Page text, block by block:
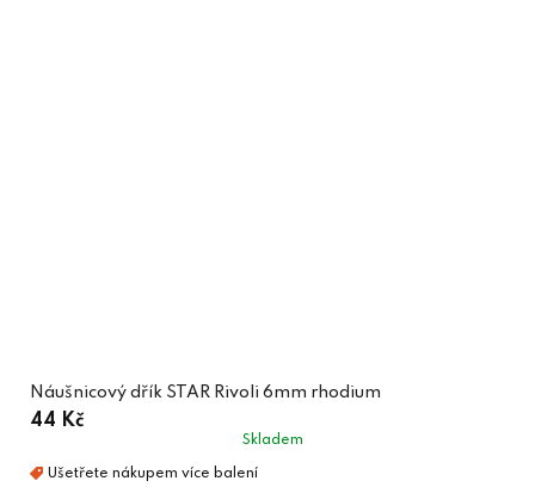
Náušnicový dřík STAR Rivoli 6mm rhodium
44 Kč
Skladem